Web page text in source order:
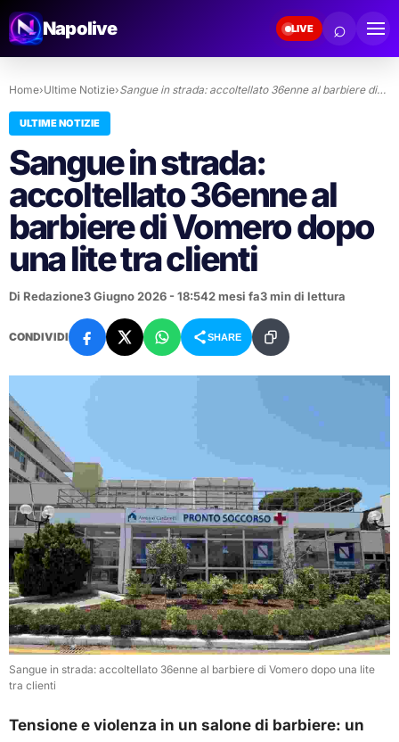
Napolive LIVE ⌕
Home›Ultime Notizie›Sangue in strada: accoltellato 36enne al barbiere di…
ULTIME NOTIZIE
Sangue in strada:
accoltellato 36enne al
barbiere di Vomero dopo
una lite tra clienti
Di Redazione3 Giugno 2026 - 18:542 mesi fa3 min di lettura
CONDIVIDI SHARE
Sangue in strada: accoltellato 36enne al barbiere di Vomero dopo una lite
tra clienti
Tensione e violenza in un salone di barbiere: un